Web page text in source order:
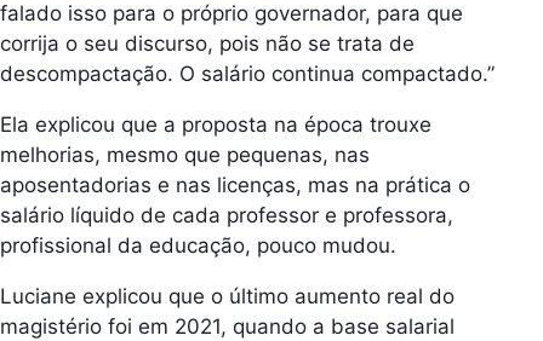
falado isso para o próprio governador, para que
corrija o seu discurso, pois não se trata de
descompactação. O salário continua compactado.”
Ela explicou que a proposta na época trouxe
melhorias, mesmo que pequenas, nas
aposentadorias e nas licenças, mas na prática o
salário líquido de cada professor e professora,
profissional da educação, pouco mudou.
Luciane explicou que o último aumento real do
magistério foi em 2021, quando a base salarial